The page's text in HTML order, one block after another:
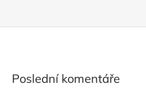
Poslední komentáře